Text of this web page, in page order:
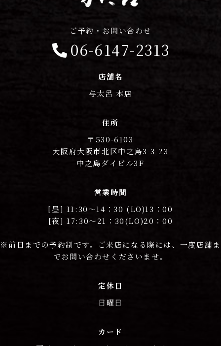
ご予約・お問い合わせ
06-6147-2313
店舗名
与太呂 本店
住所
〒530-6103
大阪府大阪市北区中之島3-3-23
中之島ダイビル3F
営業時間
[昼] 11:30〜14：30 (LO)13：00
[夜] 17:30〜21：30(LO)20：00
※前日までの予約制です。ご来店になる際には、一度店舗ま
でお問い合わせくださいませ。
定休日
日曜日
カード